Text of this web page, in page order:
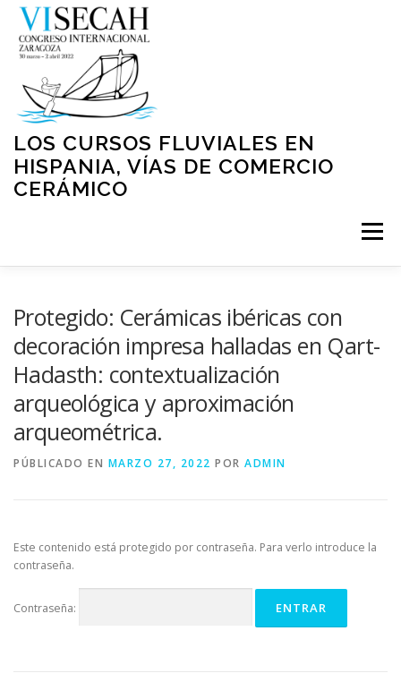
Saltar
contenido
LOS CURSOS FLUVIALES EN
HISPANIA, VÍAS DE COMERCIO
CERÁMICO
Menú
NORMATIVA PROGRAMA
LUGAR DE CELEBRACIÓN
Protegido: Cerámicas ibéricas con
decoración impresa halladas en Qart-
Hadasth: contextualización
arqueológica y aproximación
arqueométrica.
PÚBLICADO EN MARZO 27, 2022 POR ADMIN
Este contenido está protegido por contraseña. Para verlo introduce la
contraseña.
Contraseña: